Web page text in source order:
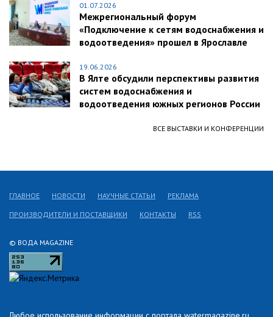
01.07.2026
Межрегиональный форум
«Подключение к сетям водоснабжения и
водоотведения» прошел в Ярославле
19.06.2026
В Ялте обсудили перспективы развития
систем водоснабжения и
водоотведения южных регионов России
ВСЕ ВЫСТАВКИ И КОНФЕРЕНЦИИ
© ВОДА MAGAZINE
ГЛАВНОЕ НОВОСТИ НАУЧНЫЕ СТАТЬИ РЕКЛАМА
ПРОИЗВОДИТЕЛИ И ПОСТАВЩИКИ КОНТАКТЫ RSS